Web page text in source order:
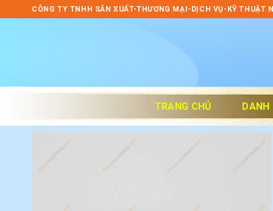
to
CÔNG TY TNHH SẢN XUẤT-THƯƠNG MẠI-DỊCH VỤ-KỸ THUẬT
TRANG CHỦ DANH